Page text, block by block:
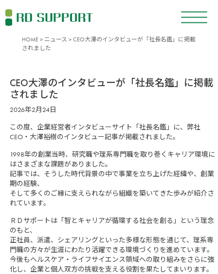
HOME> ニュース > CEO大澤のインタビューが「社長名鑑」に掲載
されました
CEO大澤のインタビューが「社長名鑑」に掲載
されました
2026年2月24日
この度、企業経営者インタビューサイト「社長名鑑」に、弊社
CEO・大澤裕樹のインタビュー記事が掲載されました。
1998年の創業当時、研究職や理系専門職を取り巻くキャリア環境に
はさまざまな課題がありました。
記事では、そうした時代背景の中で事業を立ち上げた経緯や、創業
期の経験、
そして多くのご縁に支えられながら組織を築いてきた歩みが紹介さ
れています。
ＲＤサポートは「智とキャリアが循環する社会を創る」という理念
のもと、
正社員、派遣、シェアリングといった多様な形態を通じて、理系専
門職の方々が生涯にわたり活躍できる環境づくりを進めています。
今後もヘルスケア・ライフサイエンス領域への取り組みをさらに強
化し、企業と個人双方の挑戦を支える役割を果たしてまいります。